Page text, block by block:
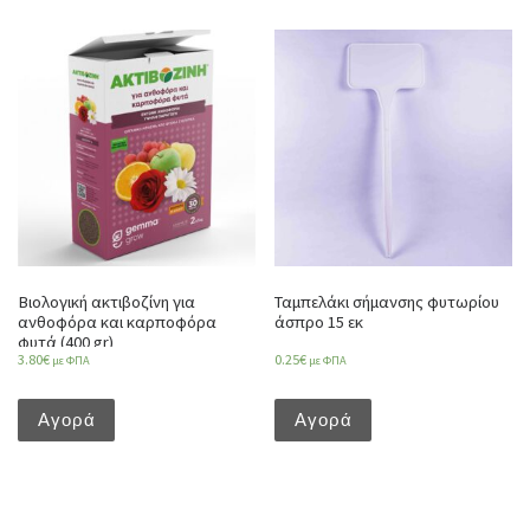
Βιολογική ακτιβοζίνη για
ανθοφόρα και καρποφόρα
φυτά (400 gr)
3.80€ με ΦΠΑ
Αγορά
Ταμπελάκι σήμανσης φυτωρίου
άσπρο 15 εκ
0.25€ με ΦΠΑ
Αγορά